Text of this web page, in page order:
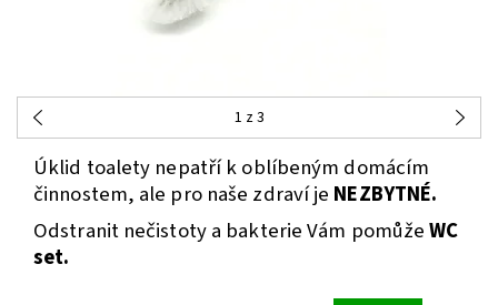
1 z 3
Úklid toalety nepatří k oblíbeným domácím
činnostem, ale pro naše zdraví je NEZBYTNÉ.
Odstranit nečistoty a bakterie Vám pomůžeWC
set.